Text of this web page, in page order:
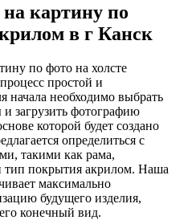
картину по
в г Канск
по фото на холсте
простой и
необходимо выбрать
загрузить фотографию
которой будет создано
определиться с
такими как рама,
тип покрытия акрилом. Наша
максимально
будущего изделия,
конечный вид.